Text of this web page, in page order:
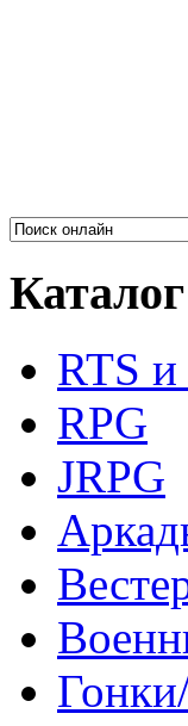
RTS и
RPG
JRPG